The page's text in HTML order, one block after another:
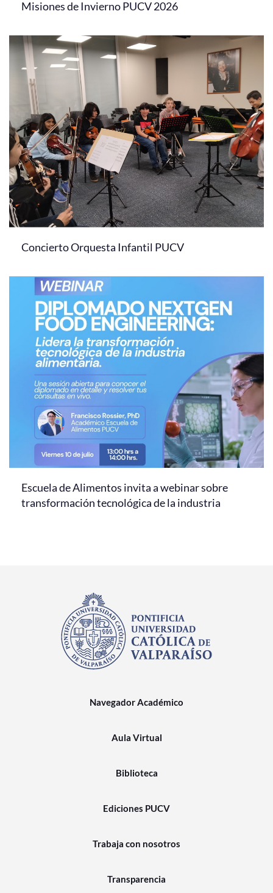
Misiones de Invierno PUCV 2026
Concierto Orquesta Infantil PUCV
Escuela de Alimentos invita a webinar sobre
transformación tecnológica de la industria
Navegador Académico
Aula Virtual
Biblioteca
Ediciones PUCV
Trabaja con nosotros
Transparencia